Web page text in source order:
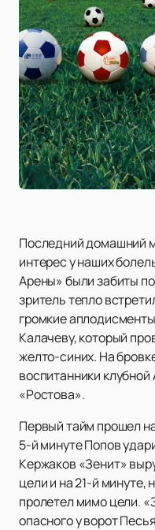
Последний домашний
интерес у наших
Арены» были забиты
зритель тепло
громкие
Калачеву, который
желто-синих. На
воспитанники
«Ростова».
Первый тайм прошел
5-й минуте Попов
Кержаков «Зенит»
цели и на 21-й минуте,
пролетел мимо цели.
опасного у ворот